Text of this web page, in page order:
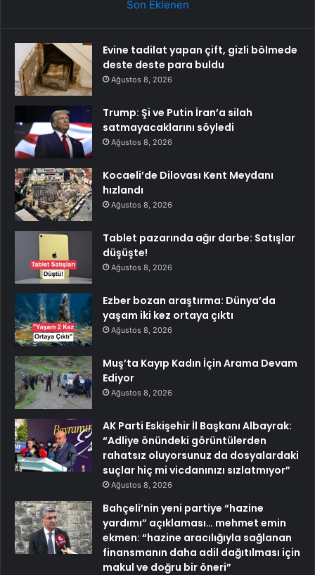
Son Eklenen
Evine tadilat yapan çift, gizli bölmede
deste deste para buldu
Ağustos 8, 2026
Trump: Şi ve Putin İran’a silah
satmayacaklarını söyledi
Ağustos 8, 2026
Kocaeli’de Dilovası Kent Meydanı
hızlandı
Ağustos 8, 2026
Tablet pazarında ağır darbe: Satışlar
düşüşte!
Ağustos 8, 2026
Ezber bozan araştırma: Dünya’da
yaşam iki kez ortaya çıktı
Ağustos 8, 2026
Muş’ta Kayıp Kadın İçin Arama Devam
Ediyor
Ağustos 8, 2026
AK Parti Eskişehir İl Başkanı Albayrak:
“Adliye önündeki görüntülerden
rahatsız oluyorsunuz da dosyalardaki
suçlar hiç mi vicdanınızı sızlatmıyor”
Ağustos 8, 2026
Bahçeli’nin yeni partiye “hazine
yardımı” açıklaması… mehmet emin
ekmen: “hazine aracılığıyla sağlanan
finansmanın daha adil dağıtılması için
makul ve doğru bir öneri”